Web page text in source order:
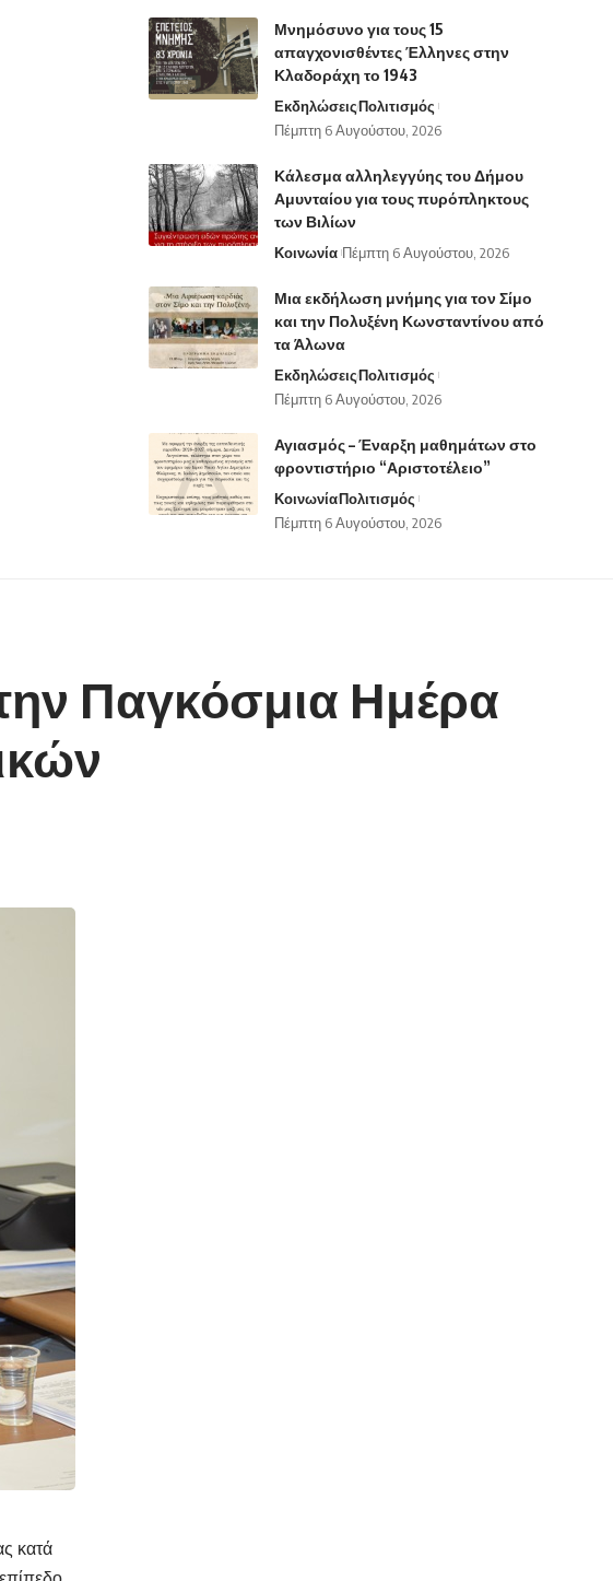
Μνημόσυνο για τους 15
απαγχονισθέντες Έλληνες στην
Κλαδοράχη το 1943
ΕκδηλώσειςΠολιτισμός
Πέμπτη 6 Αυγούστου, 2026
Κάλεσμα αλληλεγγύης του Δήμου
Αμυνταίου για τους πυρόπληκτους
των Βιλίων
Κοινωνία Πέμπτη 6 Αυγούστου, 2026
Μια εκδήλωση μνήμης για τον Σίμο
και την Πολυξένη Κωνσταντίνου από
τα Άλωνα
ΕκδηλώσειςΠολιτισμός
Πέμπτη 6 Αυγούστου, 2026
Αγιασμός – Έναρξη μαθημάτων στο
φροντιστήριο “Αριστοτέλειο”
ΚοινωνίαΠολιτισμός
Πέμπτη 6 Αυγούστου, 2026
Παγκόσμια Ημέρα
κατά